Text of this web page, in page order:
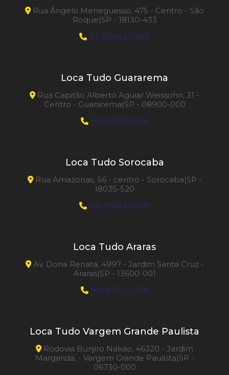
Rua Ângelo Meneguesso, 475 - Centro - São
Roque|SP - 18130-433
(11) 93043-7998
Loca Tudo Guararema
Rua Capitão Alberto Aguiar Weissohn, 31 -
Centro - Guararema|SP - 08900-000
(11) 93931-2584
Loca Tudo Sorocaba
Rua Amazonas, 56 - centro - Sorocaba|SP -
18035-520
(15) 99184-0062
Loca Tudo Araras
Av. Dona Renata, 4997 - Jardim Santa Cruz -
Araras|SP - 13600-001
(19) 97101-2226
Loca Tudo Vargem Grande Paulista
Rodovia Bunjiro Nakao, 46320 - Jardim
Margarida, - Vargem Grande Paulista|SP -
06730-000